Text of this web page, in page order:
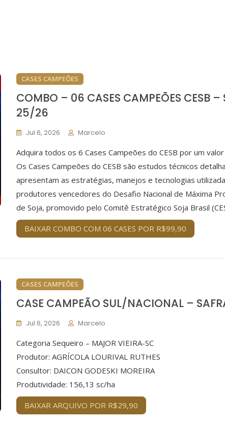
CASES CAMPEÕES
COMBO – 06 CASES CAMPEÕES CESB –
25/26
Jul 6, 2026 Marcelo
Adquira todos os 6 Cases Campeões do CESB por um
Os Cases Campeões do CESB são estudos técnicos
apresentam as estratégias, manejos e tecnologias
produtores vencedores do Desafio Nacional de Máxima
de Soja, promovido pelo Comitê Estratégico Soja Brasil
BAIXAR COMBO COM 06 CASES POR R$99,90
CASES CAMPEÕES
CASE CAMPEÃO SUL/NACIONAL –
Jul 6, 2026 Marcelo
Categoria Sequeiro – MAJOR VIEIRA-SC
Produtor: AGRÍCOLA LOURIVAL RUTHES
Consultor: DAICON GODESKI MOREIRA
Produtividade: 156,13 sc/ha
BAIXAR ARQUIVO POR R$29,90